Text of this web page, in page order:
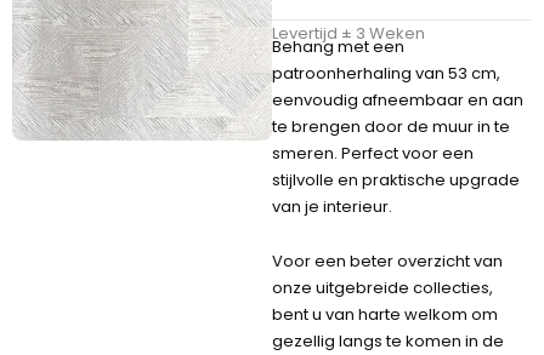
Levertijd ± 3 Weken
Behang met een
patroonherhaling van 53 cm,
eenvoudig afneembaar en aan
te brengen door de muur in te
smeren. Perfect voor een
stijlvolle en praktische upgrade
van je interieur.
Voor een beter overzicht van
onze uitgebreide collecties,
bent u van harte welkom om
gezellig langs te komen in de